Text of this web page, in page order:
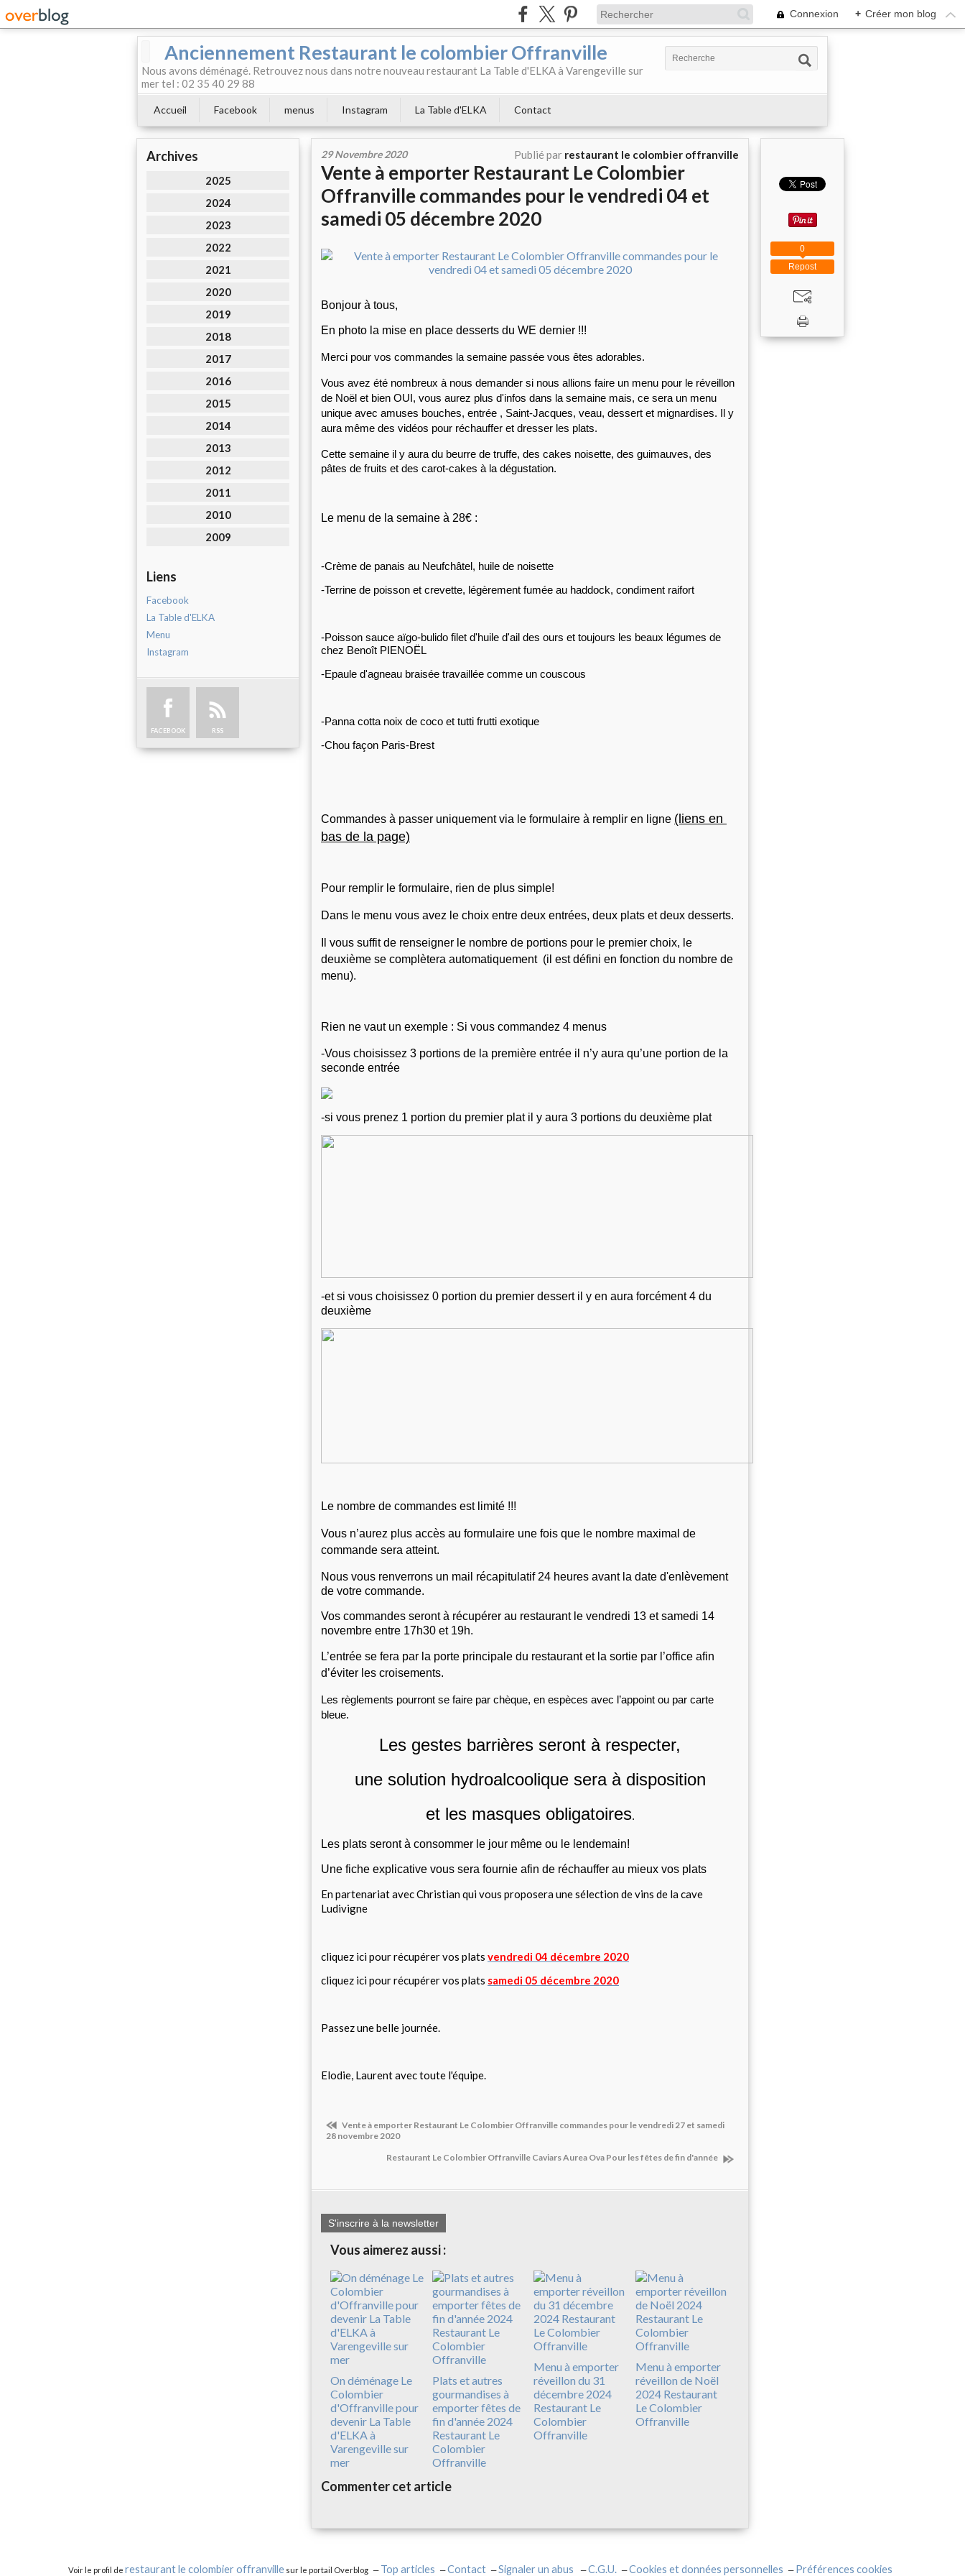
Connexion + Créer mon blog
Anciennement Restaurant le colombier Offranville
Nous avons déménagé. Retrouvez nous dans notre nouveau restaurant La Table d'ELKA à Varengeville sur
mer tel : 02 35 40 29 88
Accueil Facebook menus Instagram La Table d'ELKA Contact
Archives
2025
2024
2023
2022
2021
2020
2019
2018
2017
2016
2015
2014
2013
2012
2011
2010
2009
Liens
Facebook
La Table d'ELKA
Menu
Instagram
FACEBOOK RSS
29 Novembre 2020 Publié par restaurant le colombier offranville
Vente à emporter Restaurant Le Colombier
Offranville commandes pour le vendredi 04 et
samedi 05 décembre 2020
Bonjour à tous,
En photo la mise en place desserts du WE dernier !!!
Merci pour vos commandes la semaine passée vous êtes adorables.
Vous avez été nombreux à nous demander si nous allions faire un menu pour le réveillon
de Noël et bien OUI, vous aurez plus d'infos dans la semaine mais, ce sera un menu
unique avec amuses bouches, entrée , Saint-Jacques, veau, dessert et mignardises. Il y
aura même des vidéos pour réchauffer et dresser les plats.
Cette semaine il y aura du beurre de truffe, des cakes noisette, des guimauves, des
pâtes de fruits et des carot-cakes à la dégustation.
Le menu de la semaine à 28€ :
-Crème de panais au Neufchâtel, huile de noisette
-Terrine de poisson et crevette, légèrement fumée au haddock, condiment raifort
-Poisson sauce aïgo-bulido filet d'huile d'ail des ours et toujours les beaux légumes de
chez Benoît PIENOËL
-Epaule d'agneau braisée travaillée comme un couscous
-Panna cotta noix de coco et tutti frutti exotique
-Chou façon Paris-Brest
Commandes à passer uniquement via le formulaire à remplir en ligne (liens en
bas de la page)
Pour remplir le formulaire, rien de plus simple!
Dans le menu vous avez le choix entre deux entrées, deux plats et deux desserts.
Il vous suffit de renseigner le nombre de portions pour le premier choix, le
deuxième se complètera automatiquement  (il est défini en fonction du nombre de
menu).
Rien ne vaut un exemple : Si vous commandez 4 menus
-Vous choisissez 3 portions de la première entrée il n’y aura qu’une portion de la
seconde entrée
-si vous prenez 1 portion du premier plat il y aura 3 portions du deuxième plat
-et si vous choisissez 0 portion du premier dessert il y en aura forcément 4 du
deuxième
Le nombre de commandes est limité !!!
Vous n’aurez plus accès au formulaire une fois que le nombre maximal de
commande sera atteint.
Nous vous renverrons un mail récapitulatif 24 heures avant la date d'enlèvement
de votre commande.
Vos commandes seront à récupérer au restaurant le vendredi 13 et samedi 14
novembre entre 17h30 et 19h.
L’entrée se fera par la porte principale du restaurant et la sortie par l’office afin
d’éviter les croisements.
Les règlements pourront se faire par chèque, en espèces avec l’appoint ou par carte
bleue.
Les gestes barrières seront à respecter,
une solution hydroalcoolique sera à disposition
et les masques obligatoires.
Les plats seront à consommer le jour même ou le lendemain!
Une fiche explicative vous sera fournie afin de réchauffer au mieux vos plats
En partenariat avec Christian qui vous proposera une sélection de vins de la cave
Ludivigne
cliquez ici pour récupérer vos plats vendredi 04 décembre 2020
cliquez ici pour récupérer vos plats samedi 05 décembre 2020
Passez une belle journée.
Elodie, Laurent avec toute l'équipe.
Vente à emporter Restaurant Le Colombier Offranville commandes pour le vendredi 27 et samedi
28 novembre 2020
Restaurant Le Colombier Offranville Caviars Aurea Ova Pour les fêtes de fin d'année
S'inscrire à la newsletter
Vous aimerez aussi :
On déménage Le
Colombier
d'Offranville pour
devenir La Table
d'ELKA à
Varengeville sur
mer
Plats et autres
gourmandises à
emporter fêtes de
fin d'année 2024
Restaurant Le
Colombier
Offranville
Menu à emporter
réveillon du 31
décembre 2024
Restaurant Le
Colombier
Offranville
Menu à emporter
réveillon de Noël
2024 Restaurant
Le Colombier
Offranville
Commenter cet article
Repost
0
Voir le profil de restaurant le colombier offranville sur le portail Overblog Top articles Contact Signaler un abus C.G.U. Cookies et données personnelles Préférences cookies